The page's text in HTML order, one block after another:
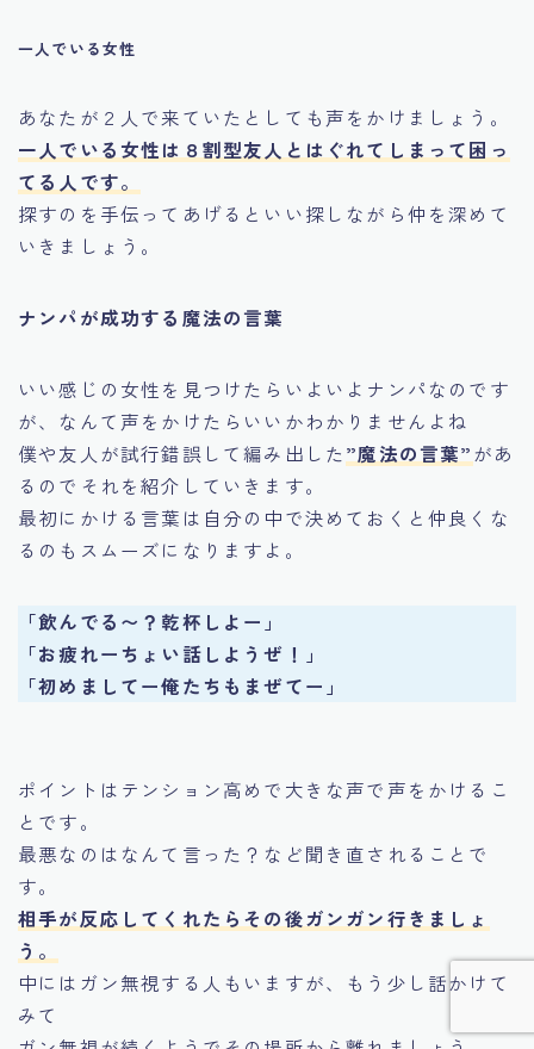
一人でいる女性
あなたが２人で来ていたとしても声をかけましょう。
一人でいる女性は８割型友人とはぐれてしまって困っ
てる人です。
探すのを手伝ってあげるといい探しながら仲を深めて
いきましょう。
ナンパが成功する魔法の言葉
いい感じの女性を見つけたらいよいよナンパなのです
が、なんて声をかけたらいいかわかりませんよね
僕や友人が試行錯誤して編み出した ”魔法の言葉”があ
るのでそれを紹介していきます。
最初にかける言葉は自分の中で決めておくと仲良くな
るのもスムーズになりますよ。
「飲んでる〜？乾杯しよー」
「お疲れーちょい話しようぜ！」
「初めましてー俺たちもまぜてー」
ポイントはテンション高めで大きな声で声をかけるこ
とです。
最悪なのはなんて言った？など聞き直されることで
す。
相手が反応してくれたらその後ガンガン行きましょ
う。
中にはガン無視する人もいますが、もう少し話かけて
みて